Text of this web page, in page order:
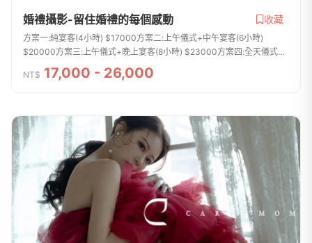
婚禮攝影-留住婚禮的每個感動 收藏
方案一:純宴客(4小時) $17000方案二:上午儀式+中午宴客(6小時)
$20000方案三:上午儀式+晚上宴客(8小時) $23000方案四:全天儀式
+晚上宴客(10小時) $26000-注意事項:1.成品提供...
NT$ 17,000 - 26,000